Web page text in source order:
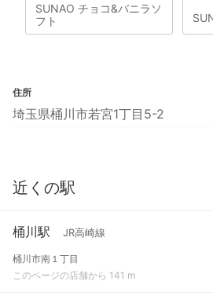
SUNAO チョコ&バニラソ
フト
住所
埼玉県桶川市若宮1丁目5-2
近くの駅
桶川駅 JR高崎線
桶川市南１丁目
このページの店舗から 141 m